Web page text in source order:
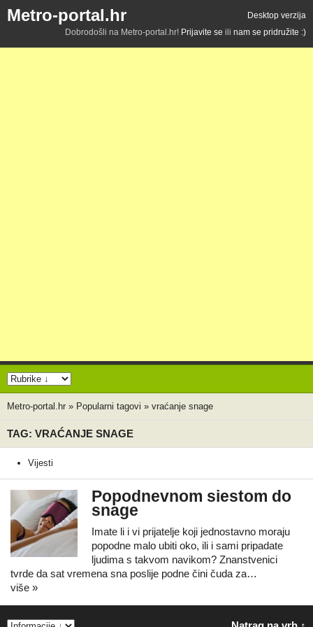
Metro-portal.hr
Desktop verzija
Dobrodošli na Metro-portal.hr! Prijavite se ili nam se pridružite :)
Metro-portal.hr » Popularni tagovi » vraćanje snage
TAG: VRAĆANJE SNAGE
Vijesti
Popodnevnom siestom do
snage
Imate li i vi prijatelje koji jednostavno moraju
popodne malo ubiti oko, ili i sami pripadate
ljudima s takvom navikom? Znanstvenici
tvrde da sat vremena sna poslije podne čini čuda za…
više »